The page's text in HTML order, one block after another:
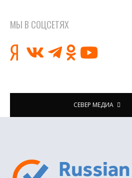
МЫ В СОЦСЕТЯХ
СЕВЕР МЕДИА